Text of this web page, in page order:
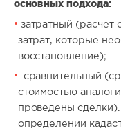
основных подхода:
затратный (расчет
затрат, которые
восстановление);
сравнительный
стоимостью
проведены
определении